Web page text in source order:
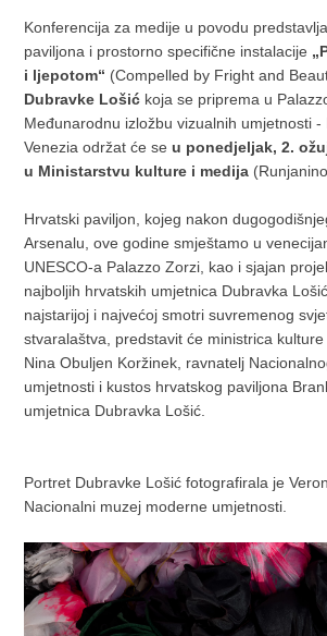
Konferencija za medije u povodu
paviljona i prostorno specifične instalacije
i ljepotom“ (Compelled by Fright and
Dubravke Lošić koja se priprema u
Međunarodnu izložbu vizualnih umjetnosti -
Venezia održat će seu ponedjeljak, 2.
u Ministarstvu kulture i medija
Hrvatski paviljon, kojeg nakon
Arsenalu, ove godine smještamo u
UNESCO-a Palazzo Zorzi, kao i sjajan
najboljih hrvatskih umjetnica Dubravka
najstarijoj i najvećoj smotri suvremenog
stvaralaštva, predstavit će ministrica kulture
Nina Obuljen Koržinek, ravnatelj
umjetnosti i kustos hrvatskog paviljona
umjetnica Dubravka Lošić.
Portret Dubravke Lošić fotografirala je
Nacionalni muzej moderne umjetnosti.